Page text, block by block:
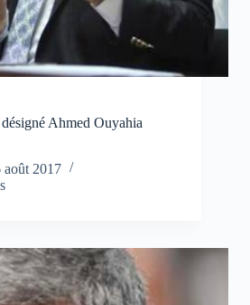
Ahmed Ouyahia
août 2017